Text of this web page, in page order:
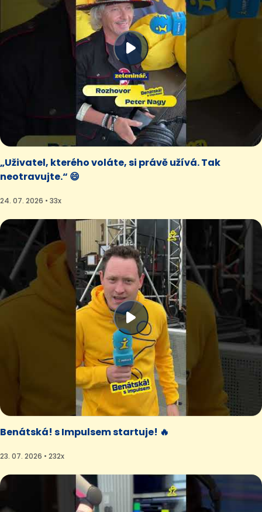
„Uživatel, kterého voláte, si právě užívá. Tak
neotravujte.“ 😄
24. 07. 2026 • 33x
Benátská! s Impulsem startuje! 🔥
23. 07. 2026 • 232x